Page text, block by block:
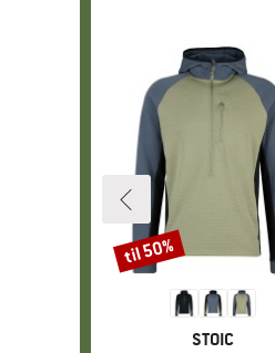
MÆRKE
STOIC
Rabat
til 50%